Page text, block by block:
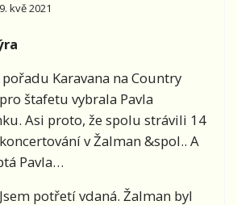
kvě 2021
pořadu Karavana na Country
štafetu vybrala Pavla
Asi proto, že spolu strávili 14
v Žalman &spol.. A
Pavla…
potřetí vdaná. Žalman byl